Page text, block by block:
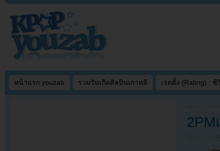
หน้าแรก youzab รวมวันเกิดศิลปินเกาหลี เรตติ้ง (Rating) : ซี